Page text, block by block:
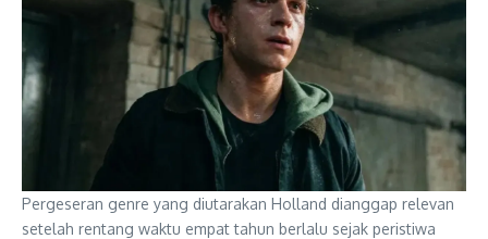
Pergeseran genre yang diutarakan Holland dianggap relevan
setelah rentang waktu empat tahun berlalu sejak peristiwa